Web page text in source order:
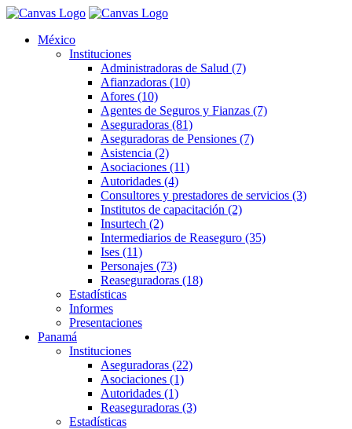
México
Instituciones
Administradoras de Salud (7)
Afianzadoras (10)
Afores (10)
Agentes de Seguros y Fianzas (7)
Aseguradoras (81)
Aseguradoras de Pensiones (7)
Asistencia (2)
Asociaciones (11)
Autoridades (4)
Consultores y prestadores de servicios (3)
Institutos de capacitación (2)
Insurtech (2)
Intermediarios de Reaseguro (35)
Ises (11)
Personajes (73)
Reaseguradoras (18)
Estadísticas
Informes
Presentaciones
Panamá
Instituciones
Aseguradoras (22)
Asociaciones (1)
Autoridades (1)
Reaseguradoras (3)
Estadísticas